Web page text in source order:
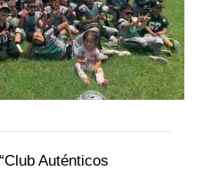
Auténticos